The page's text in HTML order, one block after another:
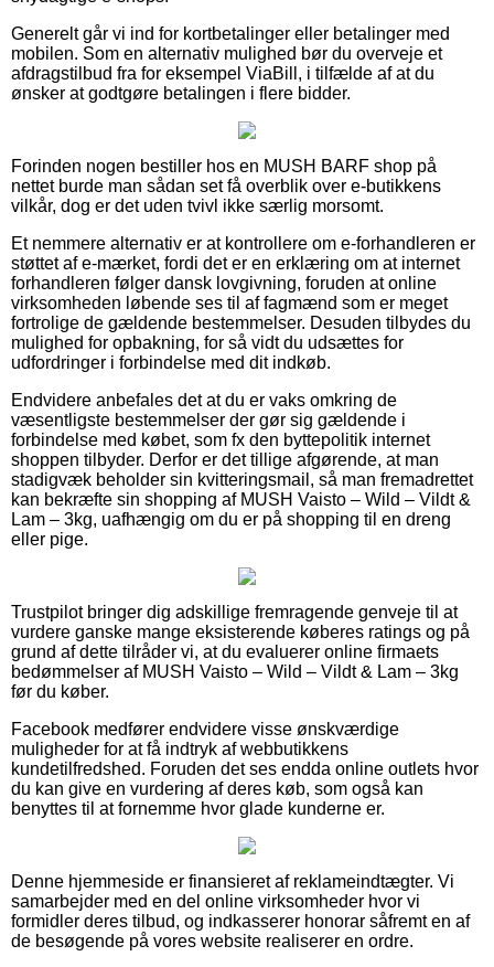
Generelt går vi ind for kortbetalinger eller betalinger med
mobilen. Som en alternativ mulighed bør du overveje et
afdragstilbud fra for eksempel ViaBill, i tilfælde af at du
ønsker at godtgøre betalingen i flere bidder.
Forinden nogen bestiller hos en MUSH BARF shop på
nettet burde man sådan set få overblik over e-butikkens
vilkår, dog er det uden tvivl ikke særlig morsomt.
Et nemmere alternativ er at kontrollere om e-forhandleren er
støttet af e-mærket, fordi det er en erklæring om at internet
forhandleren følger dansk lovgivning, foruden at online
virksomheden løbende ses til af fagmænd som er meget
fortrolige de gældende bestemmelser. Desuden tilbydes du
mulighed for opbakning, for så vidt du udsættes for
udfordringer i forbindelse med dit indkøb.
Endvidere anbefales det at du er vaks omkring de
væsentligste bestemmelser der gør sig gældende i
forbindelse med købet, som fx den byttepolitik internet
shoppen tilbyder. Derfor er det tillige afgørende, at man
stadigvæk beholder sin kvitteringsmail, så man fremadrettet
kan bekræfte sin shopping af MUSH Vaisto – Wild – Vildt &
Lam – 3kg, uafhængig om du er på shopping til en dreng
eller pige.
Trustpilot bringer dig adskillige fremragende genveje til at
vurdere ganske mange eksisterende køberes ratings og på
grund af dette tilråder vi, at du evaluerer online firmaets
bedømmelser af MUSH Vaisto – Wild – Vildt & Lam – 3kg
før du køber.
Facebook medfører endvidere visse ønskværdige
muligheder for at få indtryk af webbutikkens
kundetilfredshed. Foruden det ses endda online outlets hvor
du kan give en vurdering af deres køb, som også kan
benyttes til at fornemme hvor glade kunderne er.
Denne hjemmeside er finansieret af reklameindtægter. Vi
samarbejder med en del online virksomheder hvor vi
formidler deres tilbud, og indkasserer honorar såfremt en af
de besøgende på vores website realiserer en ordre.